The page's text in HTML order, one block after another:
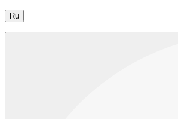
Ru